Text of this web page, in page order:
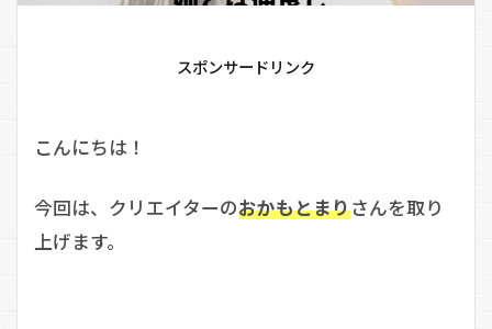
スポンサードリンク
こんにちは！
今回は、クリエイターのおかもとまりさんを取り
上げます。